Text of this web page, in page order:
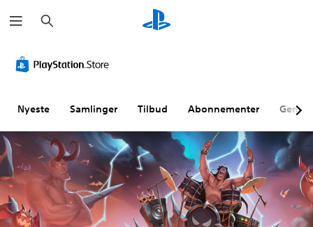
ø
g
Nyeste Samlinger Tilbud Abonnementer